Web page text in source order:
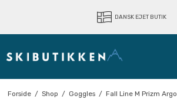
DANSK EJET BUTIK
LYNHURTIG LEVERING
Forside / Shop / Goggles / Fall Line M Prizm